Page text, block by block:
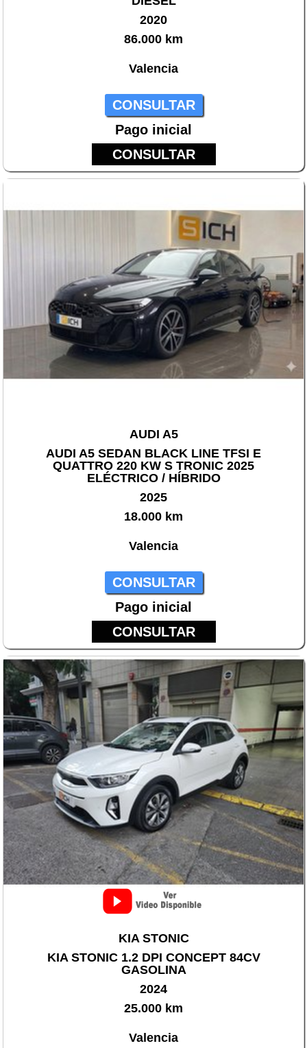
2020
86.000 km
Valencia
CONSULTAR
Pago inicial
CONSULTAR
AUDI A5
AUDI A5 SEDAN BLACK LINE TFSI E
QUATTRO 220 KW S TRONIC 2025
ELÉCTRICO / HÍBRIDO
2025
18.000 km
Valencia
CONSULTAR
Pago inicial
CONSULTAR
KIA STONIC
KIA STONIC 1.2 DPI CONCEPT 84CV
GASOLINA
2024
25.000 km
Valencia